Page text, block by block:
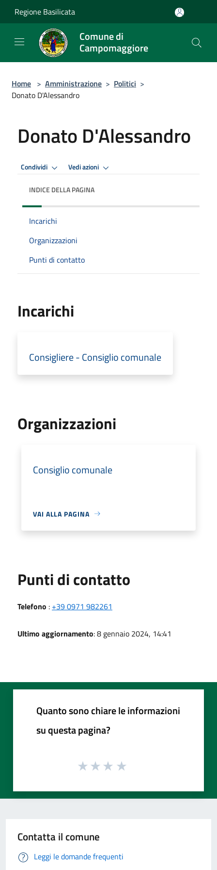
Regione Basilicata
Comune di
Campomaggiore
Home > Amministrazione > Politici >
Donato D'Alessandro
Donato D'Alessandro
Condividi Vedi azioni
INDICE DELLA PAGINA
Incarichi
Organizzazioni
Punti di contatto
Incarichi
Consigliere - Consiglio comunale
Organizzazioni
Consiglio comunale
VAI ALLA PAGINA
Punti di contatto
Telefono : +39 0971 982261
Ultimo aggiornamento: 8 gennaio 2024, 14:41
Quanto sono chiare le informazioni
su questa pagina?
Contatta il comune
Leggi le domande frequenti